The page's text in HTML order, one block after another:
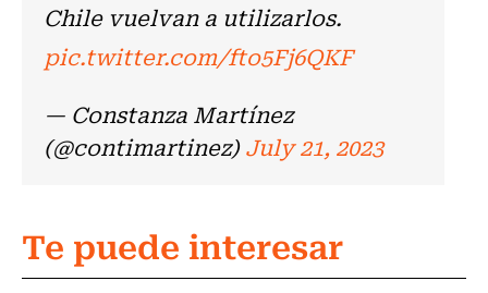
Chile vuelvan a utilizarlos.
pic.twitter.com/fto5Fj6QKF
— Constanza Martínez
(@contimartinez)July 21, 2023
Te puede interesar